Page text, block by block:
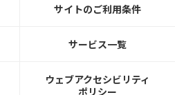
サイトのご利用条件
サービス一覧
ウェブアクセシビリティ
ポリシー